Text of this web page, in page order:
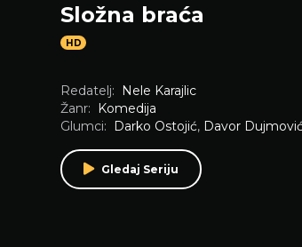
Složna braća
HD
Redatelj:
Nele Karajlic
Žanr:
Komedija
Glumci:
Darko Ostojić, Davor Dujmović
Gledaj Seriju